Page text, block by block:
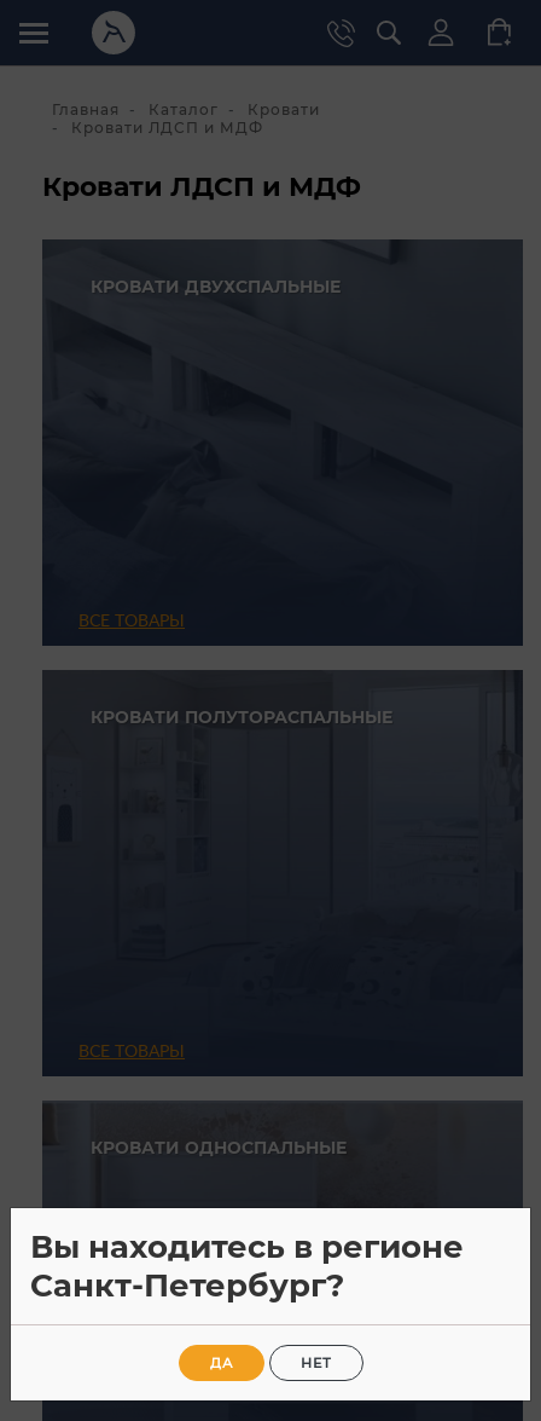
Главная Каталог
Кровати
Кровати ЛДСП и МДФ
Кровати ЛДСП и МДФ
КРОВАТИ ДВУХСПАЛЬНЫЕ
ВСЕ ТОВАРЫ
КРОВАТИ ПОЛУТОРАСПАЛЬНЫЕ
ВСЕ ТОВАРЫ
КРОВАТИ ОДНОСПАЛЬНЫЕ
Вы находитесь в регионе
Санкт-Петербург?
ДА НЕТ